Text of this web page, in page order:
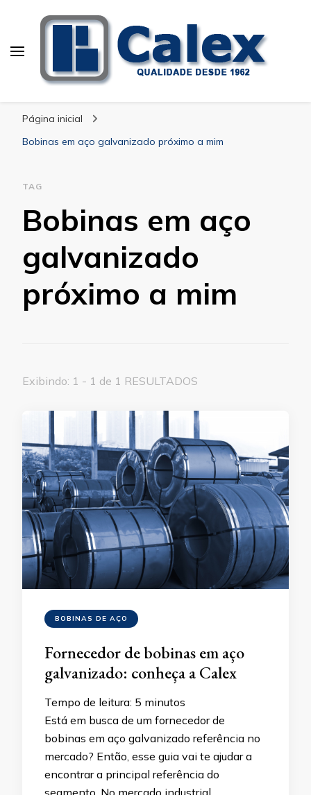
Página inicial
Bobinas em aço galvanizado próximo a mim
TAG
Bobinas em aço
galvanizado
próximo a mim
Exibindo: 1 - 1 de 1 RESULTADOS
BOBINAS DE AÇO
Fornecedor de bobinas em aço
galvanizado: conheça a Calex
Tempo de leitura: 5 minutos
Está em busca de um fornecedor de
bobinas em aço galvanizado referência no
mercado? Então, esse guia vai te ajudar a
encontrar a principal referência do
segmento. No mercado industrial